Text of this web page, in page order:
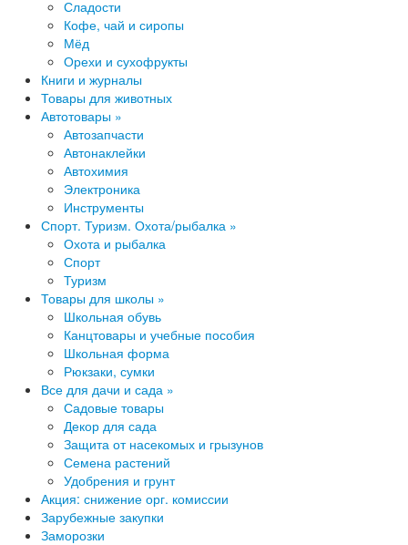
Сладости
Кофе, чай и сиропы
Мёд
Орехи и сухофрукты
Книги и журналы
Товары для животных
Автотовары »
Автозапчасти
Автонаклейки
Автохимия
Электроника
Инструменты
Спорт. Туризм. Охота/рыбалка »
Охота и рыбалка
Спорт
Туризм
Товары для школы »
Школьная обувь
Канцтовары и учебные пособия
Школьная форма
Рюкзаки, сумки
Все для дачи и сада »
Садовые товары
Декор для сада
Защита от насекомых и грызунов
Семена растений
Удобрения и грунт
Акция: снижение орг. комиссии
Зарубежные закупки
Заморозки